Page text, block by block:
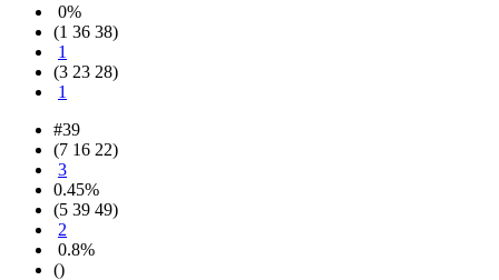
0%
(1 36 38)
1
(3 23 28)
1
#39
(7 16 22)
3
0.45%
(5 39 49)
2
0.8%
()